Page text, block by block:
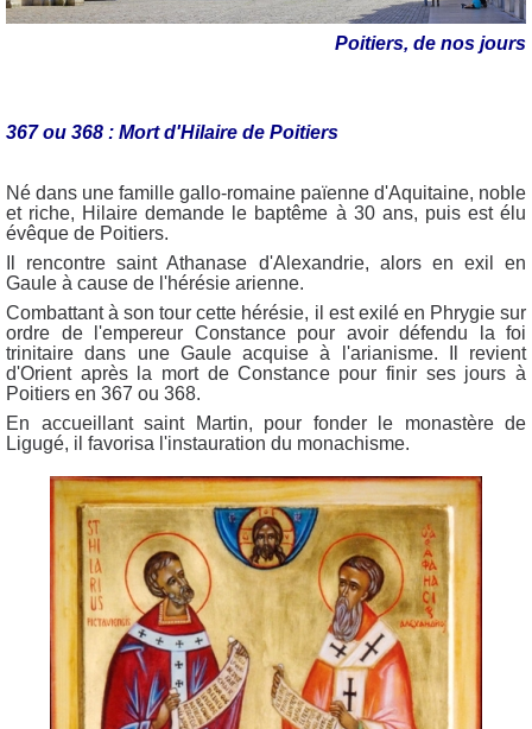
Poitiers, de nos jours
367 ou 368 : Mort d'Hilaire de Poitiers
Né dans une famille gallo-romaine païenne d'Aquitaine, noble
et riche, Hilaire demande le baptême à 30 ans, puis est élu
évêque de Poitiers.
Il rencontre saint Athanase d'Alexandrie, alors en exil en
Gaule à cause de l'hérésie arienne.
Combattant à son tour cette hérésie, il est exilé en Phrygie sur
ordre de l'empereur Constance pour avoir défendu la foi
trinitaire dans une Gaule acquise à l'arianisme. Il revient
d'Orient après la mort de Constance pour finir ses jours à
Poitiers en 367 ou 368.
En accueillant saint Martin, pour fonder le monastère de
Ligugé, il favorisa l'instauration du monachisme.